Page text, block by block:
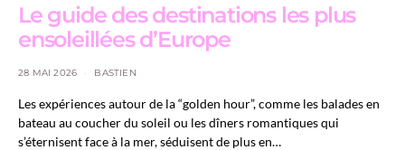
Le guide des destinations les plus
ensoleillées d’Europe
28 MAI 2026 BASTIEN
Les expériences autour de la “golden hour”, comme les balades en
bateau au coucher du soleil ou les dîners romantiques qui
s’éternisent face à la mer, séduisent de plus en…